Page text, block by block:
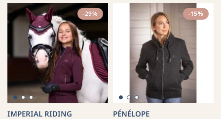
-29%
IMPERIAL RIDING
-15%
PÉNÉLOPE